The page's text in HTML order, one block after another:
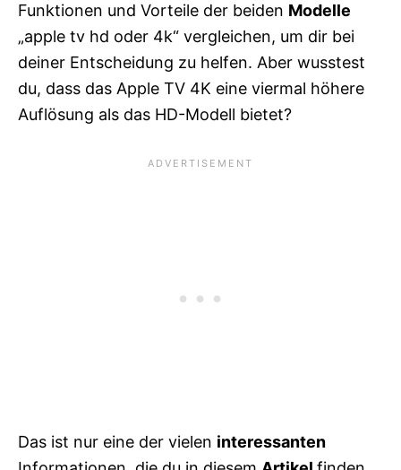
Funktionen und Vorteile der beiden Modelle
„apple tv hd oder 4k“ vergleichen, um dir bei
deiner Entscheidung zu helfen. Aber wusstest
du, dass das Apple TV 4K eine viermal höhere
Auflösung als das HD-Modell bietet?
Das ist nur eine der vielen interessanten